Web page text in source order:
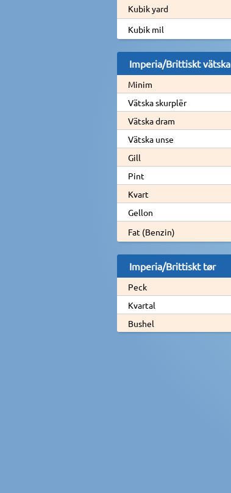
Kubik yard
Kubik mil
Imperia/Brittiskt vätska
Minim
Vätska skurplër
Vätska dram
Vätska unse
Gill
Pint
Kvart
Gellon
Fat (Benzin)
Imperia/Brittiskt tør
Peck
Kvartal
Bushel